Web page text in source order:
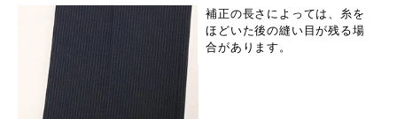
補正の長さによっては、糸を
ほどいた後の縫い目が残る場
合があります。